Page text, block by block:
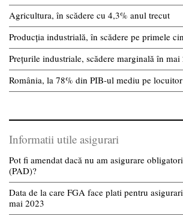
Agricultura, în scădere cu 4,3% anul trecut
Producția industrială, în scădere pe primele
Prețurile industriale, scădere marginală în mai
România, la 78% din PIB-ul mediu pe
Informatii utile asigurari
Pot fi amendat dacă nu am asigurare
(PAD)?
Data de la care FGA face plati pentru
mai 2023